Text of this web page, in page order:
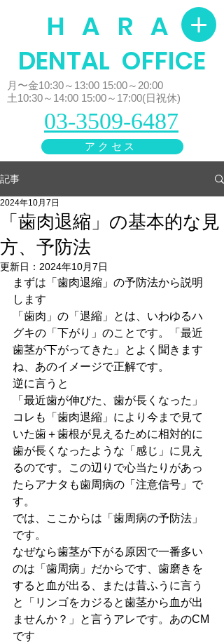
H A R A
​DENTAL OFFICE
月〜金10:30～13:00 15:00～20:00
土10:30～14:00 15:00～17:00(日祝休)
03-3509-6487
アクセス
記事
「歯肉退縮」の基本的な見
方、予防法
2024年10月7日
更新日： 2024年10月7日
まずは「歯肉退縮」の予防法から説明
します
「歯肉」の「退縮」とは、いわゆるハ
グキの「下がり」のことです。「最近
歯茎が下がってきた」とよく聞きます
ね、あのイメージで正解です。
逆に言うと
「最近歯が伸びた、歯が長くなった」
コレも「歯肉退縮」により今まで見て
いた歯＋歯根が見えるために相対的に
歯が長くなったような「感じ」に見え
るのです。この辺りで心当たりがあっ
たらアナタも歯周病の「注意信号」で
す。
では、ここからは「歯周病の予防法」
です。
なぜなら歯茎が下がる原因で一番多い
のは「歯周病」だからです、歯磨きを
すると血が出る、または昔ふうに言う
と「リンゴをカジると歯茎から血が出
ませんか？」と言うアレです。あのCM
です